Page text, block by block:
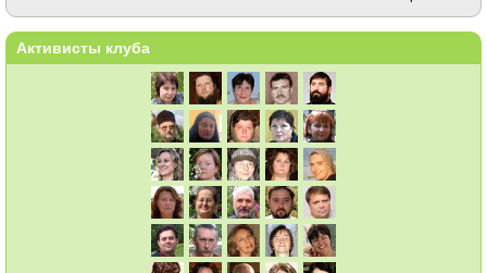
Активисты клуба